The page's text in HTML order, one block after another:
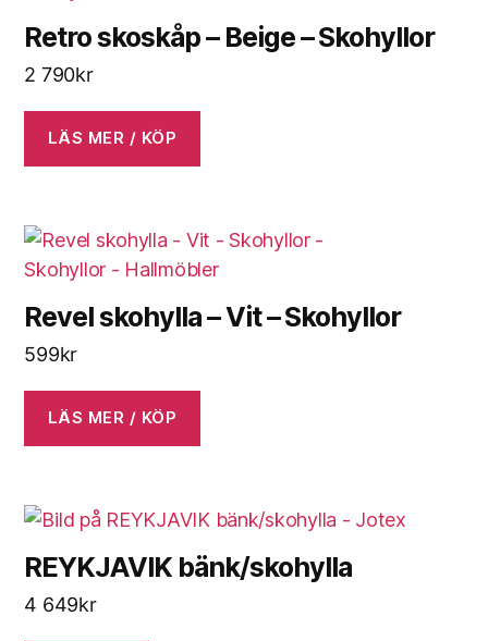
Retro skoskåp – Beige – Skohyllor
2 790kr
LÄS MER / KÖP
Revel skohylla – Vit – Skohyllor
599kr
LÄS MER / KÖP
REYKJAVIK bänk/skohylla
4 649kr